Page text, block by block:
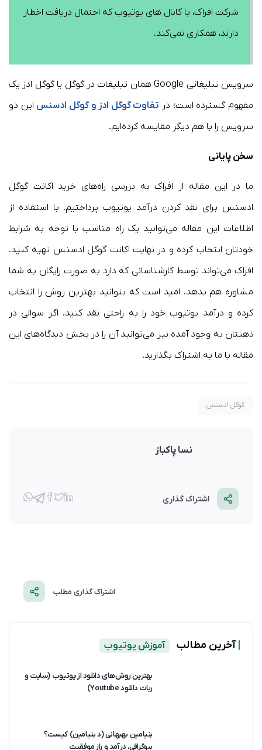
شرکت افراک، با کانال های یوتیوب که احتمال دریافت اخطار
دارند، همکاری نمی‌کند.
سرویس تبلیغاتی Google همان تبلیغات در گوگل یا گوگل ادز یک
مفهوم گسترده است؛ در تفاوت گوگل ادز و گوگل ادسنس این دو
سرویس را با هم دیگر مقایسه کرده‌ایم.
سخن پایانی
ما در این مقاله از افراک به بررسی راه‌های خرید اکانت گوگل
ادسنس برای نقد کردن درآمد یوتیوب پرداختیم. با استفاده از
اطلاعات این مقاله می‌توانید یک راه مناسب با توجه به شرایط
خودتان انتخاب کرده و در نهایت اکانت گوگل ادسنس تهیه کنید.
افراک می‌تواند توسط کارشناسانی که دارد به صورت رایگان به شما
مشاوره هم بدهد. امید است که بتوانید بهترین روش را انتخاب
کرده و درآمد یوتیوب خود را به راحتی نقد کنید. اگر سوالی در
ذهنتان به وجود آمده نیز می‌توانید آن را در بخش دیدگاه‌های این
مقاله با ما به اشتراک بگذارید.
گوگل ادسنس
نسا پاکباز
اشتراک گذاری
اشتراک گذاری مطلب
آخرین مطالب آموزش یوتیوب
بهترین روش‌های دانلود از یوتیوب (سایت و
ربات دانلود Youtube)
بنیامین بهبهانی (د بنیامین) کیست؟
بیوگرافی، درآمد و راز موفقیت